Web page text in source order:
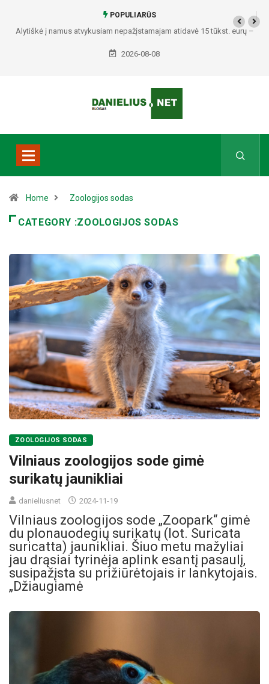
POPULIARŪS
Alytiškė į namus atvykusiam nepažįstamajam atidavė 15 tūkst. eurų –
policija pradėjo tyrimą
2026-08-08
Home Zoologijos sodas
CATEGORY :ZOOLOGIJOS SODAS
ZOOLOGIJOS SODAS
Vilniaus zoologijos sode gimė
surikatų jaunikliai
danieliusnet 2024-11-19
Vilniaus zoologijos sode „Zoopark“ gimė
du plonauodegių surikatų (lot. Suricata
suricatta) jaunikliai. Šiuo metu mažyliai
jau drąsiai tyrinėja aplink esantį pasaulį,
susipažįsta su prižiūrėtojais ir lankytojais.
„Džiaugiamė